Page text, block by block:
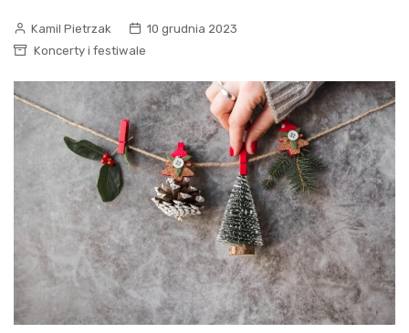
Kamil Pietrzak
10 grudnia 2023
Koncerty i festiwale